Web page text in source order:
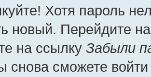
Хотя пароль
новый. Перейдите
на ссылку Забыли
снова сможете